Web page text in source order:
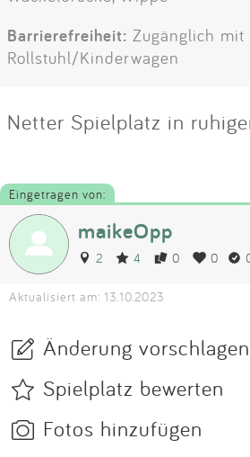
Barrierefreiheit: Zugänglich mit
Rollstuhl/Kinderwagen
Netter Spielplatz in
Eingetragen von:
maikeOpp
2 4 0 0
Aktualisiert am: 13.10.2023
Änderung vorschlagen
Spielplatz bewerten
Fotos hinzufügen